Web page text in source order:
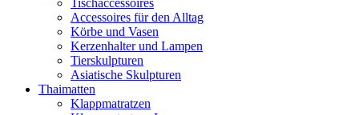
Tischaccessoires
Accessoires für den Alltag
Körbe und Vasen
Kerzenhalter und Lampen
Tierskulpturen
Asiatische Skulpturen
Thaimatten
Klappmatratzen